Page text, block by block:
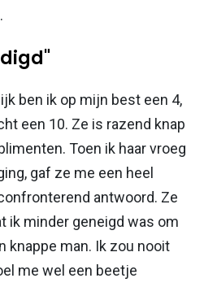
ben ik op mijn best een 4,
een 10. Ze is razend knap
Toen ik haar vroeg
gaf ze me een heel
antwoord. Ze
ik minder geneigd was om
knappe man. Ik zou nooit
me wel een beetje